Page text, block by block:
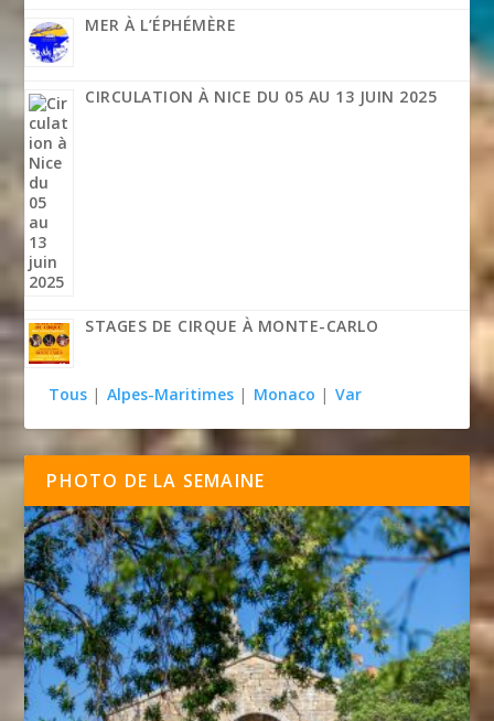
MER À L’ÉPHÉMÈRE
CIRCULATION À NICE DU 05 AU 13 JUIN 2025
STAGES DE CIRQUE À MONTE-CARLO
Tous | Alpes-Maritimes | Monaco | Var
PHOTO DE LA SEMAINE